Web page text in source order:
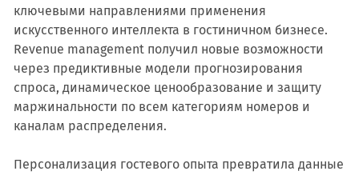
ключевыми направлениями применения
искусственного интеллекта в гостиничном бизнесе.
Revenue management получил новые возможности
через предиктивные модели прогнозирования
спроса, динамическое ценообразование и защиту
маржинальности по всем категориям номеров и
каналам распределения.
Персонализация гостевого опыта превратила данные